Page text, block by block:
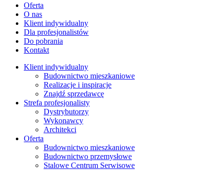
Oferta
O nas
Klient indywidualny
Dla profesjonalistów
Do pobrania
Kontakt
Klient indywidualny
Budownictwo mieszkaniowe
Realizacje i inspiracje
Znajdź sprzedawcę
Strefa profesjonalisty
Dystrybutorzy
Wykonawcy
Architekci
Oferta
Budownictwo mieszkaniowe
Budownictwo przemysłowe
Stalowe Centrum Serwisowe